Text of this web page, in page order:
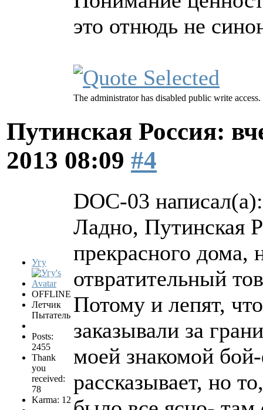
это отнюдь не
The administrator has disabled public write access.
Путинская Россия:
2013 08:09 #4
Угу
OFFLINE
Летчик
Пытатель
Posts:
2455
Thank
you
received:
78
Karma: 12
DOC-03 написал(а):
Ладно, Путинская
прекрасного
отвратительный
Потому и лепят,
заказывали за
моей знакомой
рассказывает, но